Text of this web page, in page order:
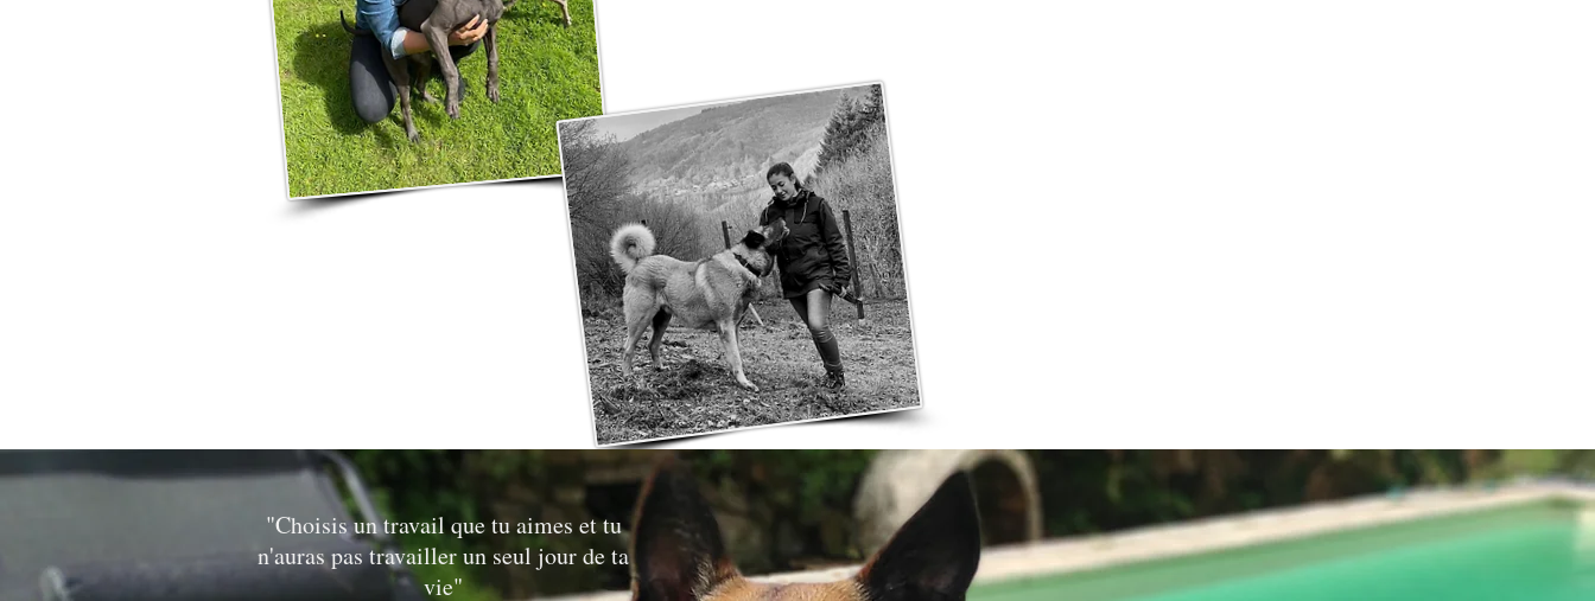
"Choisis un travail que tu aimes et tu
n'auras pas travailler un seul jour de ta
vie"